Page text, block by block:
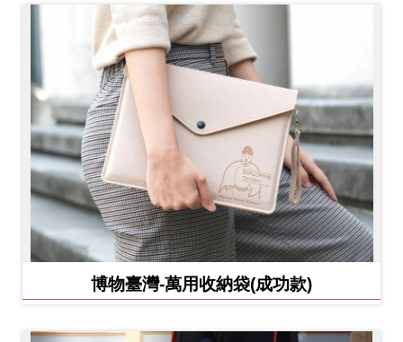
博物臺灣-萬用收納袋(成功款)